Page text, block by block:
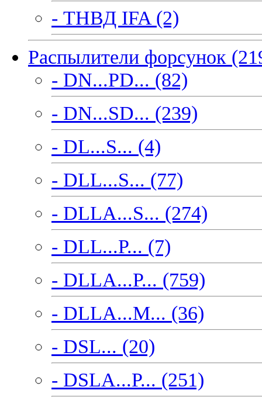
- ТНВД IFA (2)
Распылители форсунок
- DN...PD... (82)
- DN...SD... (239)
- DL...S... (4)
- DLL...S... (77)
- DLLA...S... (274)
- DLL...P... (7)
- DLLA...P... (759)
- DLLA...M... (36)
- DSL... (20)
- DSLA...P... (251)